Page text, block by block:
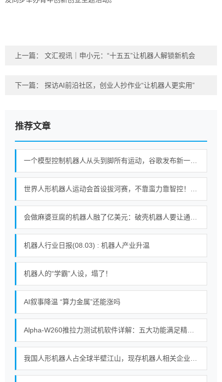
上一篇： 文汇视讯｜申小元：“十五五”让机器人解锁新机会
下一篇： 探访AI前沿社区，创业人抄作业“让机器人更实用”
推荐文章
机器人行业日报(08.03) : 机器人产业升温
机器人的“学霸”人设，塌了！
AI叙事降温 “算力金属”还能涨吗